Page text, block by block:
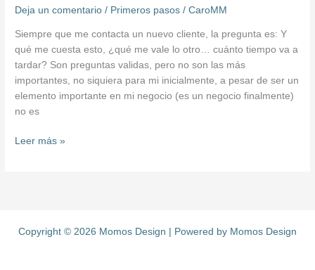
Deja un comentario / Primeros pasos /CaroMM
Siempre que me contacta un nuevo cliente, la pregunta es: Y
qué me cuesta esto, ¿qué me vale lo otro… cuánto tiempo va a
tardar? Son preguntas validas, pero no son las más
importantes, no siquiera para mi inicialmente, a pesar de ser un
elemento importante en mi negocio (es un negocio finalmente)
no es
Leer más »
Copyright © 2026 Momos Design | Powered by Momos Design